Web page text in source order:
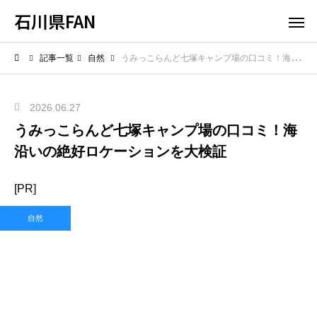
石川県FAN
記事一覧 自然 うみっこらんど七塚キャンプ場の口コミ！海沿いの絶好ロケーションを大検証
2026.06.27
うみっこらんど七塚キャンプ場の口コミ！海
沿いの絶好ロケーションを大検証
[PR]
自然